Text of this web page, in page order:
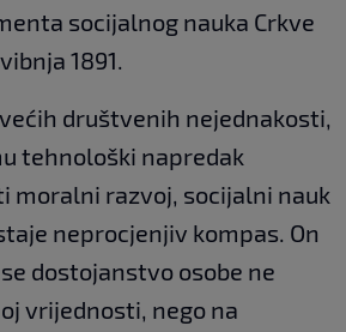
socijalnog nauka Crkve
1891.
društvenih nejednakosti,
tehnološki napredak
moralni razvoj, socijalni nauk
neprocjenjiv kompas. On
dostojanstvo osobe ne
vrijednosti, nego na